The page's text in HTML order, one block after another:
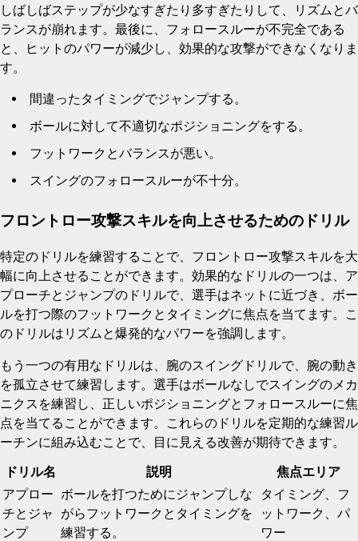
しばしばステップが少なすぎたり多すぎたりして、リズムとバ
ランスが崩れます。最後に、フォロースルーが不完全である
と、ヒットのパワーが減少し、効果的な攻撃ができなくなりま
す。
間違ったタイミングでジャンプする。
ボールに対して不適切なポジショニングをする。
フットワークとバランスが悪い。
スイングのフォロースルーが不十分。
フロントロー攻撃スキルを向上させるためのドリル
特定のドリルを練習することで、フロントロー攻撃スキルを大
幅に向上させることができます。効果的なドリルの一つは、ア
プローチとジャンプのドリルで、選手はネットに近づき、ボー
ルを打つ際のフットワークとタイミングに焦点を当てます。こ
のドリルはリズムと爆発的なパワーを強調します。
もう一つの有用なドリルは、腕のスイングドリルで、腕の動き
を孤立させて練習します。選手はボールなしでスイングのメカ
ニクスを練習し、正しいポジショニングとフォロースルーに焦
点を当てることができます。これらのドリルを定期的な練習ル
ーチンに組み込むことで、目に見える改善が期待できます。
ドリル名
説明
焦点エリア
アプロー
チとジャ
ンプ
ボールを打つためにジャンプしな
がらフットワークとタイミングを
練習する。
タイミング、フ
ットワーク、パ
ワー